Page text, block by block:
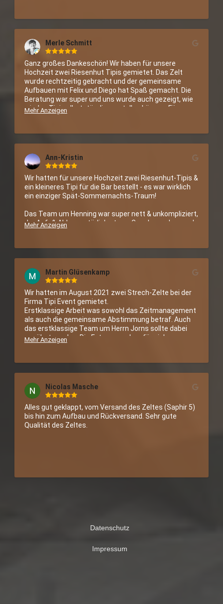
Merle Schmitt
Ganz großes Dankeschön! Wir haben für unsere
Hochzeit zwei Riesenhut Tipis gemietet. Das Zelt
wurde rechtzeitig gebracht und der gemeinsame
Aufbauen mit Felix und Diego hat Spaß gemacht. Die
Beratung war super und uns wurde auch gezeigt, wie
wir das Tipi selbstständig verstellen können. Für
Mehr Anzeigen
Ann-Kristin
Wir hatten für unsere Hochzeit zwei Riesenhut-Tipis &
ein kleineres Tipi für die Bar bestellt - es war wirklich
ein einziger Spät-Sommernachts-Traum!
Das Team um Henning war super nett & unkompliziert,
der Auf- & Abbau natürlich etwas Geackere, aber auch
möchten. :-)
Danke für die schönste Hochzeitsfeier und viele Grüße
von Gunnar & Ann-Kristin
Mehr Anzeigen
Martin Glüsenkamp
Wir hatten im August 2021 zwei Strech-Zelte bei der
Firma Tipi Event gemietet.
Erstklassige Arbeit was sowohl das Zeitmanagement
als auch die gemeinsame Abstimmung betraf. Auch
das erstklassige Team um Herrn Jorns sollte dabei
erwähnt werden. Die Fotos sprechen für sich.
Mehr Anzeigen
Nicolas Masche
Alles gut geklappt, vom Versand des Zeltes (Saphir 5)
bis hin zum Aufbau und Rückversand. Sehr gute
Qualität des Zeltes.
Datenschutz
Impressum